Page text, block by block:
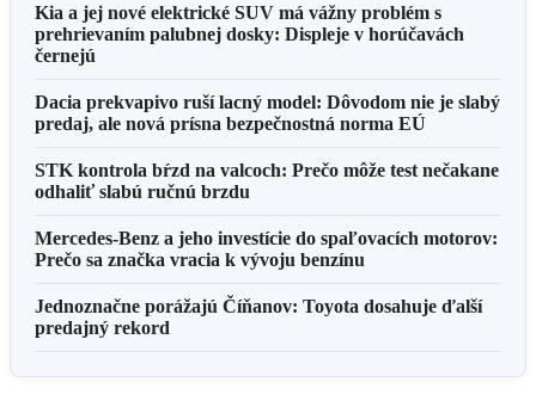
Kia a jej nové elektrické SUV má vážny problém s
prehrievaním palubnej dosky: Displeje v horúčavách
černejú
Dacia prekvapivo ruší lacný model: Dôvodom nie je slabý
predaj, ale nová prísna bezpečnostná norma EÚ
STK kontrola bŕzd na valcoch: Prečo môže test nečakane
odhaliť slabú ručnú brzdu
Mercedes-Benz a jeho investície do spaľovacích motorov:
Prečo sa značka vracia k vývoju benzínu
Jednoznačne porážajú Číňanov: Toyota dosahuje ďalší
predajný rekord